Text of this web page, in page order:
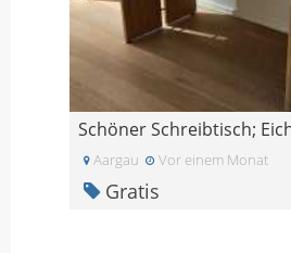
Aargau Vor einem Monat
Gratis